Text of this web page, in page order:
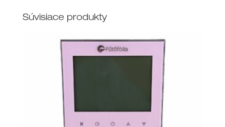
Súvisiace produkty